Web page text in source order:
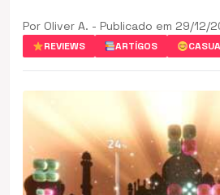
Por Oliver A. - Publicado em 29/12/
REVIEWS ARTÍGOS